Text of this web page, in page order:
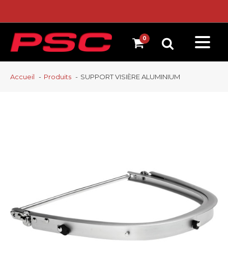
Accueil Produits SUPPORT VISIÈRE ALUMINIUM